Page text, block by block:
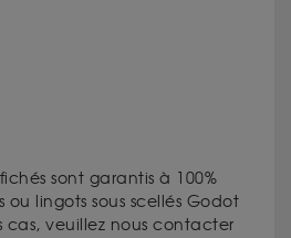
sont garantis à 100%
ou lingots sous scellés Godot
cas, veuillez nous contacter